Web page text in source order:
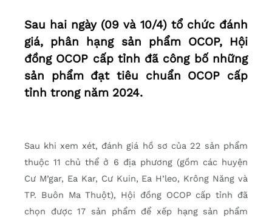
Sau hai ngày (09 và 10/4) tổ chức đánh
giá, phân hạng sản phẩm OCOP, Hội
đồng OCOP cấp tỉnh đã công bố những
sản phẩm đạt tiêu chuẩn OCOP cấp
tỉnh trong năm 2024.
Sau khi xem xét, đánh giá hồ sơ của 22 sản phẩm
thuộc 11 chủ thể ở 6 địa phương (gồm các huyện
Cư M’gar, Ea Kar, Cư Kuin, Ea H’leo, Krông Năng và
TP. Buôn Ma Thuột), Hội đồng OCOP cấp tỉnh đã
chọn được 17 sản phẩm để xếp hạng sản phẩm